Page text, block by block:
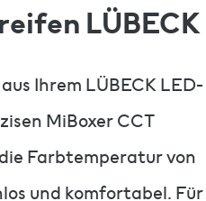
LÜBECK
Ihrem LÜBECK LED-
MiBoxer CCT
Farbtemperatur von
und komfortabel. Für